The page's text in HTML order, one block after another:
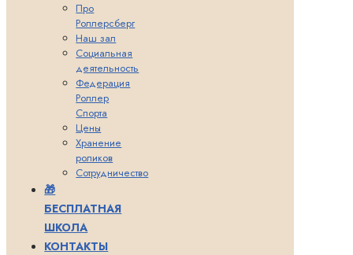
Про
Роллерсберг
Наш зал
Социальная
деятельность
Федерация
Роллер
Спорта
Цены
Хранение
роликов
Сотрудничество
🎁
БЕСПЛАТНАЯ
ШКОЛА
КОНТАКТЫ